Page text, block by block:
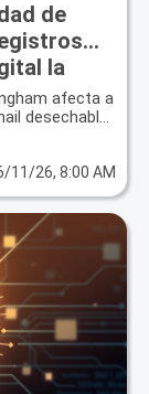
de
la
afecta a
desechable
11/26, 8:00 AM